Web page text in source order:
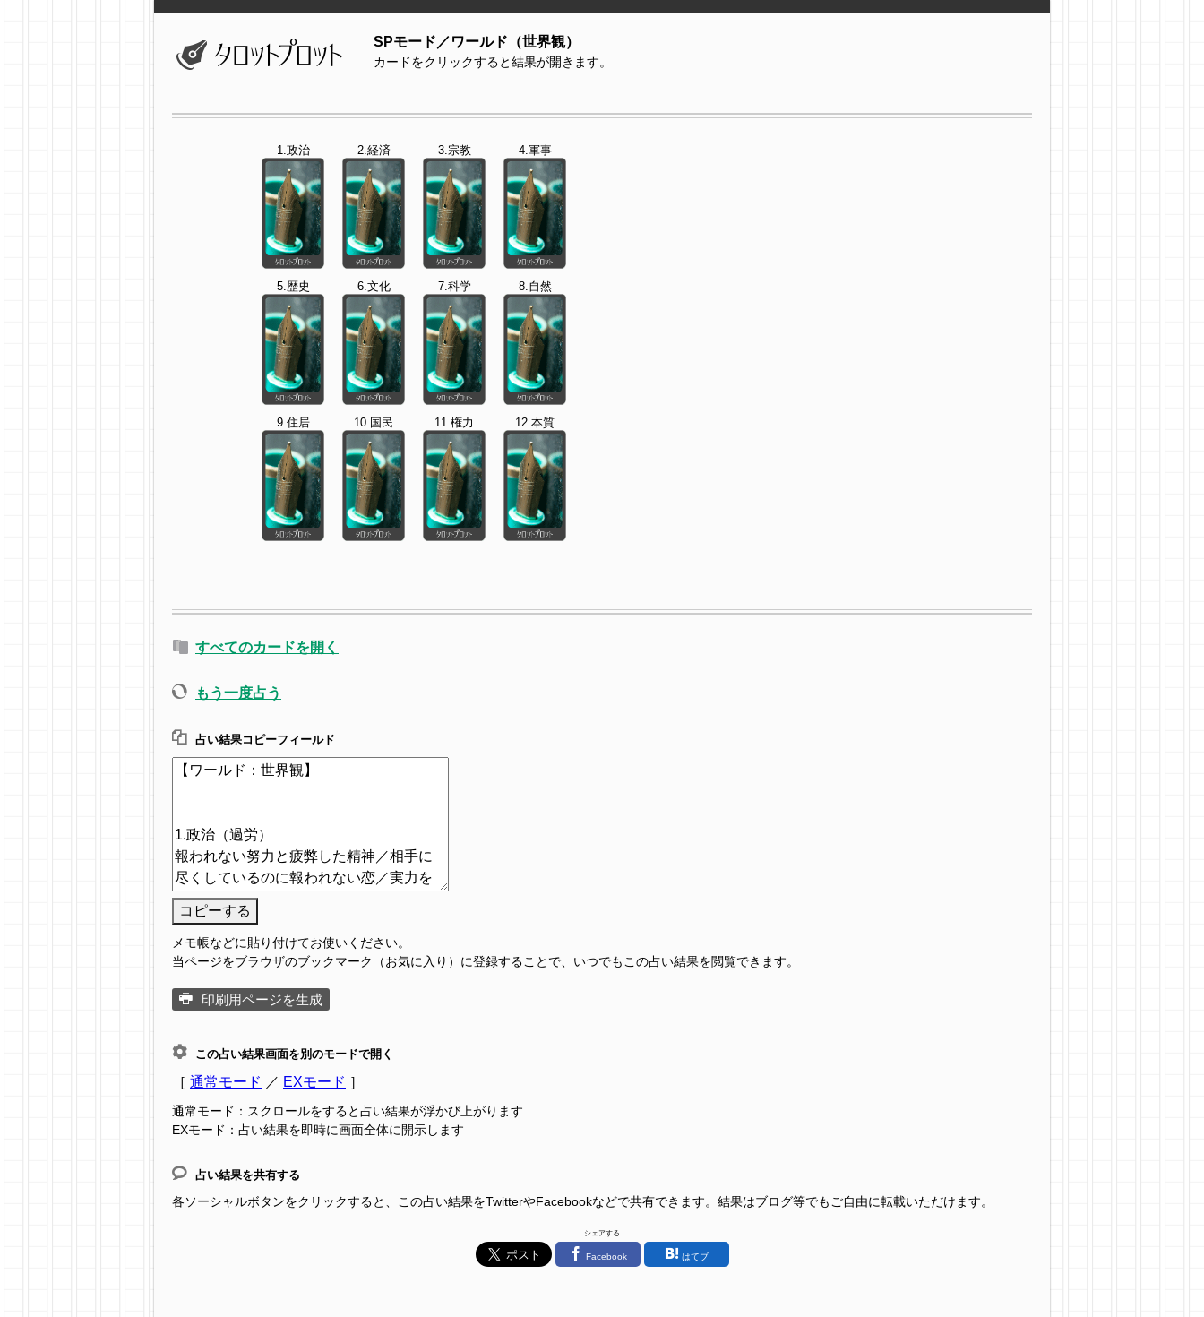
SPモード／ワールド（世界観）
カードをクリックすると結果が開きます。
1.政治 2.経済 3.宗教 4.軍事
5.歴史 6.文化 7.科学 8.自然
9.住居 10.国民 11.権力 12.本質
すべてのカードを開く
もう一度占う
占い結果コピーフィールド
コピーする
メモ帳などに貼り付けてお使いください。
当ページをブラウザのブックマーク（お気に入り）に登録することで、いつでもこの占い結果を閲覧できます。
印刷用ページを生成
この占い結果画面を別のモードで開く
［ 通常モード ／ EXモード ］
通常モード：スクロールをすると占い結果が浮かび上がります
EXモード：占い結果を即時に画面全体に開示します
占い結果を共有する
各ソーシャルボタンをクリックすると、この占い結果をTwitterやFacebookなどで共有できます。結果はブログ等でもご自由に転載いただけます。
シェアする
Facebook はてブ